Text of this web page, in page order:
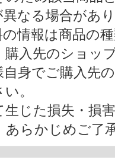
なる場合があ
情報は商品の
購入先のショッ
身でご購入先
。
じた損失・損
あらかじめご了